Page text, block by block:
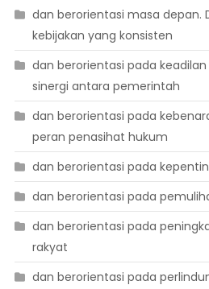
dan berorientasi masa depan.
kebijakan yang konsisten
dan berorientasi pada
sinergi antara pemerintah
dan berorientasi pada
peran penasihat hukum
dan berorientasi pada
dan berorientasi pada
dan berorientasi pada
rakyat
dan berorientasi pada